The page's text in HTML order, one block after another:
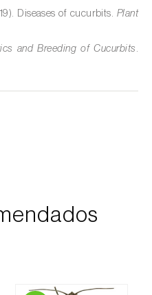
)
)
)
)
Diseases of cucurbits. Plant
and Breeding of Cucurbits